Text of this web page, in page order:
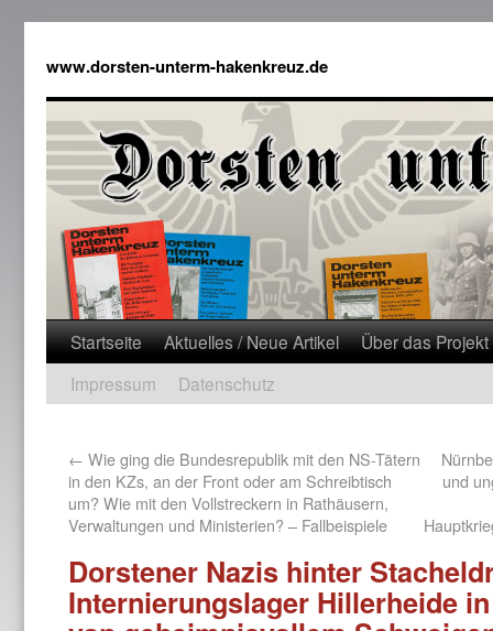
www.dorsten-unterm-hakenkreuz.de
Startseite Aktuelles / Neue Artikel
Über das Projekt
Impressum
Datenschutz
← Wie ging die Bundesrepublik mit den NS-Tätern
in den KZs, an der Front oder am Schreibtisch
um? Wie mit den Vollstreckern in Rathäusern,
Verwaltungen und Ministerien? – Fallbeispiele
und
Dorstener Nazis hinter
Internierungslager Hillerheide